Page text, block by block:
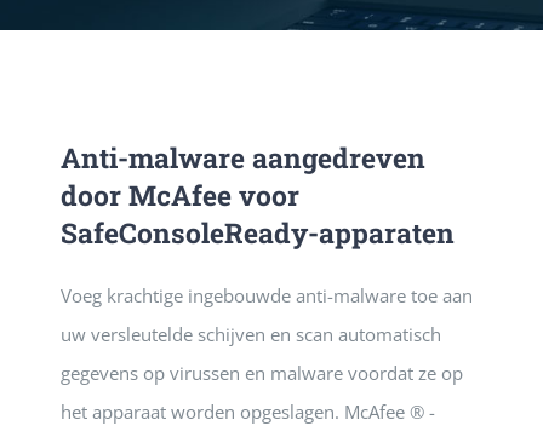
CONTACT
Anti-malware aangedreven
door McAfee voor
SafeConsoleReady-apparaten
Voeg krachtige ingebouwde anti-malware toe aan
uw versleutelde schijven en scan automatisch
gegevens op virussen en malware voordat ze op
het apparaat worden opgeslagen. McAfee ® -